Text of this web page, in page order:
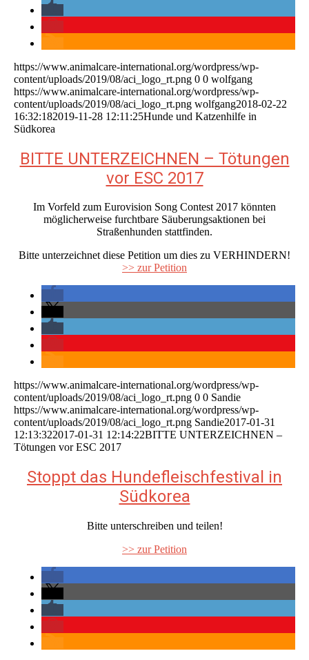
https://www.animalcare-international.org/wordpress/wp-
content/uploads/2019/08/aci_logo_rt.png 0 0 wolfgang
https://www.animalcare-international.org/wordpress/wp-
content/uploads/2019/08/aci_logo_rt.png wolfgang2018-02-22
16:32:182019-11-28 12:11:25Hunde und Katzenhilfe in
Südkorea
BITTE UNTERZEICHNEN – Tötungen
vor ESC 2017
Im Vorfeld zum Eurovision Song Contest 2017 könnten
möglicherweise furchtbare Säuberungsaktionen bei
Straßenhunden stattfinden.
Bitte unterzeichnet diese Petition um dies zu VERHINDERN!
>> zur Petition
https://www.animalcare-international.org/wordpress/wp-
content/uploads/2019/08/aci_logo_rt.png 0 0 Sandie
https://www.animalcare-international.org/wordpress/wp-
content/uploads/2019/08/aci_logo_rt.png Sandie2017-01-31
12:13:322017-01-31 12:14:22BITTE UNTERZEICHNEN –
Tötungen vor ESC 2017
Stoppt das Hundefleischfestival in
Südkorea
Bitte unterschreiben und teilen!
>> zur Petition